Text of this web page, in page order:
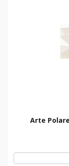
Arte